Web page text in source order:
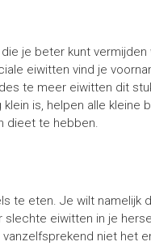
je beter kunt
eiwitten vind je
te meer eiwitten dit
is, helpen alle
dieet te hebben.
te eten. Je wilt namelijk
slechte eiwitten in je
niet het